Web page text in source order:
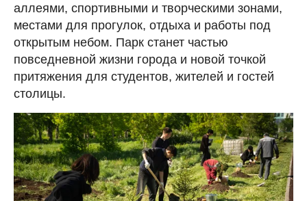
аллеями, спортивными и творческими зонами,
местами для прогулок, отдыха и работы под
открытым небом. Парк станет частью
повседневной жизни города и новой точкой
притяжения для студентов, жителей и гостей
столицы.